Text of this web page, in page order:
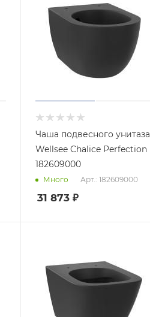
Чаша подвесного унитаза
Wellsee Chalice Perfection
182609000
Много Арт.: 182609000
31 873₽